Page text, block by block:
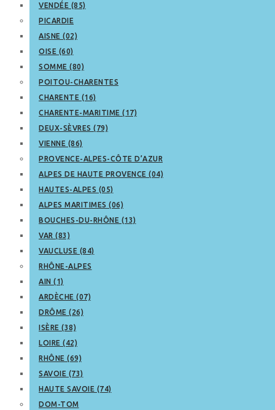
VENDÉE (85)
PICARDIE
AISNE (02)
OISE (60)
SOMME (80)
POITOU-CHARENTES
CHARENTE (16)
CHARENTE-MARITIME (17)
DEUX-SÈVRES (79)
VIENNE (86)
PROVENCE-ALPES-CÔTE D’AZUR
ALPES DE HAUTE PROVENCE (04)
HAUTES-ALPES (05)
ALPES MARITIMES (06)
BOUCHES-DU-RHÔNE (13)
VAR (83)
VAUCLUSE (84)
RHÔNE-ALPES
AIN (1)
ARDÈCHE (07)
DRÔME (26)
ISÈRE (38)
LOIRE (42)
RHÔNE (69)
SAVOIE (73)
HAUTE SAVOIE (74)
DOM-TOM